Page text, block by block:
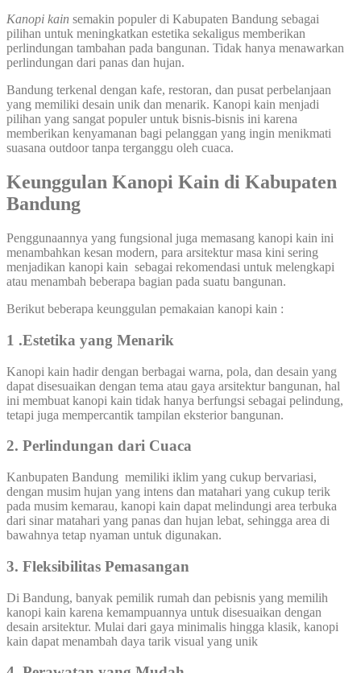
Kanopi kain semakin populer di Kabupaten Bandung sebagai
pilihan untuk meningkatkan estetika sekaligus memberikan
perlindungan tambahan pada bangunan. Tidak hanya menawarkan
perlindungan dari panas dan hujan.
Bandung terkenal dengan kafe, restoran, dan pusat perbelanjaan
yang memiliki desain unik dan menarik. Kanopi kain menjadi
pilihan yang sangat populer untuk bisnis-bisnis ini karena
memberikan kenyamanan bagi pelanggan yang ingin menikmati
suasana outdoor tanpa terganggu oleh cuaca.
Keunggulan Kanopi Kain di Kabupaten
Bandung
Penggunaannya yang fungsional juga memasang kanopi kain ini
menambahkan kesan modern, para arsitektur masa kini sering
menjadikan kanopi kain sebagai rekomendasi untuk melengkapi
atau menambah beberapa bagian pada suatu bangunan.
Berikut beberapa keunggulan pemakaian kanopi kain :
1 .Estetika yang Menarik
Kanopi kain hadir dengan berbagai warna, pola, dan desain yang
dapat disesuaikan dengan tema atau gaya arsitektur bangunan, hal
ini membuat kanopi kain tidak hanya berfungsi sebagai pelindung,
tetapi juga mempercantik tampilan eksterior bangunan.
2. Perlindungan dari Cuaca
Kanbupaten Bandung memiliki iklim yang cukup bervariasi,
dengan musim hujan yang intens dan matahari yang cukup terik
pada musim kemarau, kanopi kain dapat melindungi area terbuka
dari sinar matahari yang panas dan hujan lebat, sehingga area di
bawahnya tetap nyaman untuk digunakan.
3. Fleksibilitas Pemasangan
Di Bandung, banyak pemilik rumah dan pebisnis yang memilih
kanopi kain karena kemampuannya untuk disesuaikan dengan
desain arsitektur. Mulai dari gaya minimalis hingga klasik, kanopi
kain dapat menambah daya tarik visual yang unik